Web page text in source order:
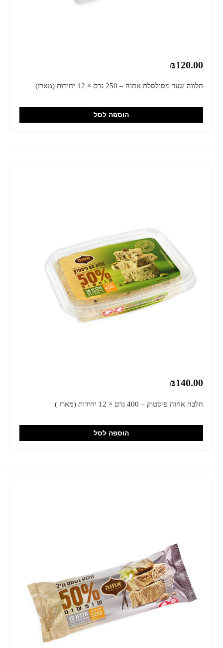
₪120.00
חלווה שער מסולסלת אחוה – 250 גרם × 12 יחידות (מארז)
הוספה לסל
₪140.00
חלבה אחוה פיסטוק – 400 גרם × 12 יחידות (מארז )
הוספה לסל